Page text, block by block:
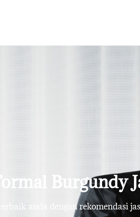
Burgundy
anda dengan rekomendasi